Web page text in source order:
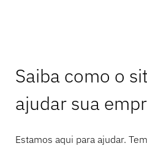
Saiba como o
ajudar sua
Estamos aqui para ajudar.